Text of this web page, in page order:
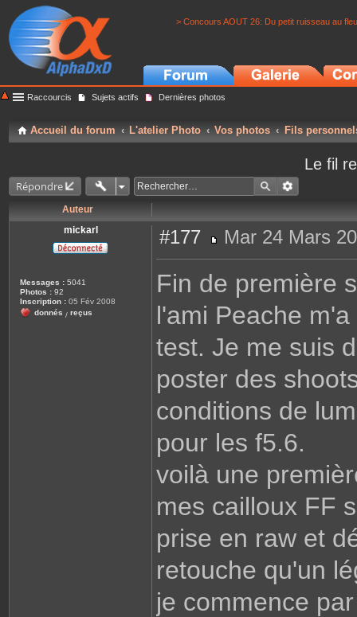
> Concours AOUT 26: Du petit ruisseau au
Raccourcis Sujets actifs Dernières photos
Accueil du forum L'atelier Photo Vos photos Fils
Le fil
Répondre
Auteur
mickarl
Messages : 5041
Photos : 92
Inscription : 05 Fév 2008
donnés / reçus
#177
e
a
e
Mar 24 Mars
Fin de première
l'ami Peache
test. Je me suis
poster des
conditions de
pour les f5.6.
voilà une
mes cailloux FF
prise en raw et
retouche qu'un
je commence